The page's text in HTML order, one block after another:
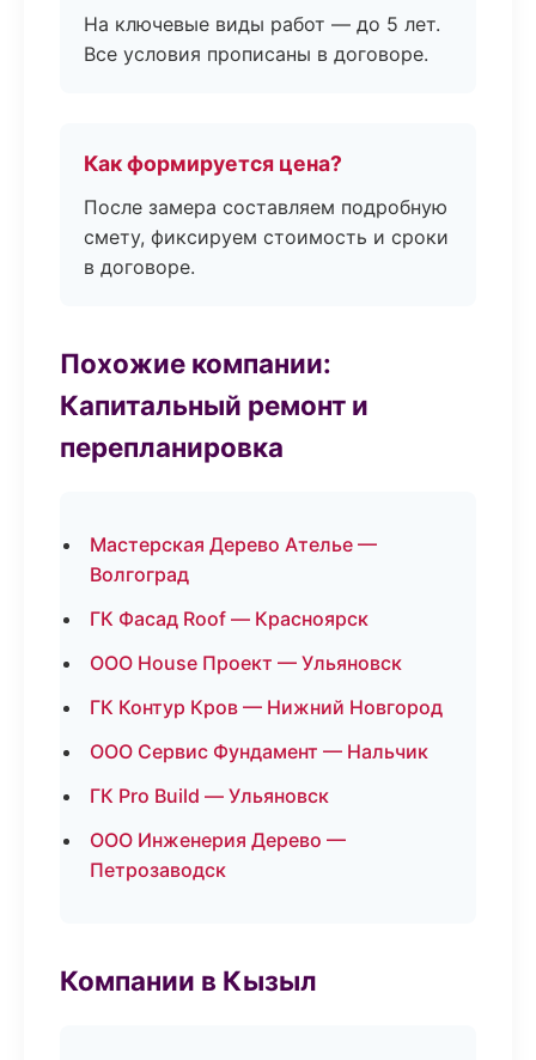
На ключевые виды работ — до 5 лет.
Все условия прописаны в договоре.
Как формируется цена?
После замера составляем подробную
смету, фиксируем стоимость и сроки
в договоре.
Похожие компании:
Капитальный ремонт и
перепланировка
Мастерская Дерево Ателье —
Волгоград
ГК Фасад Roof — Красноярск
ООО House Проект — Ульяновск
ГК Контур Кров — Нижний Новгород
ООО Сервис Фундамент — Нальчик
ГК Pro Build — Ульяновск
ООО Инженерия Дерево —
Петрозаводск
Компании в Кызыл